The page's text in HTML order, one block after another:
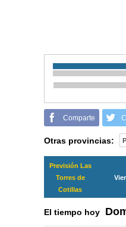
Comparte
Otras provincias:
Previsión Las
Torres de
Cotillas
El tiempo hoy